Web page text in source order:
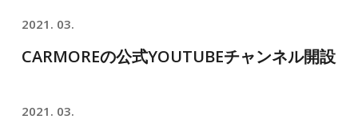
2021. 03.
CARMOREの公式YOUTUBEチャンネル開設
2021. 03.